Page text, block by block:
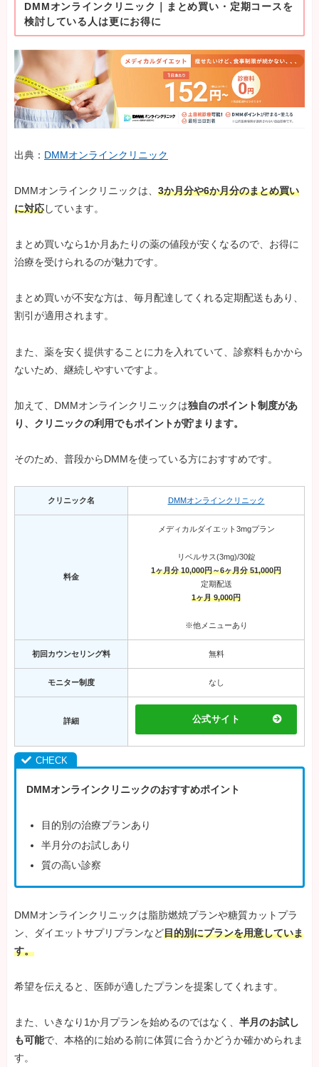
DMMオンラインクリニック｜まとめ買い・定期コースを
検討している人は更にお得に
出典： DMMオンラインクリニック
DMMオンラインクリニックは、 3か月分や6か月分のまとめ買い
に対応しています。
まとめ買いなら1か月あたりの薬の値段が安くなるので、お得に
治療を受けられるのが魅力です。
まとめ買いが不安な方は、毎月配達してくれる定期配送もあり、
割引が適用されます。
また、薬を安く提供することに力を入れていて、診察料もかから
ないため、継続しやすいですよ。
加えて、DMMオンラインクリニックは独自のポイント制度があ
り、クリニックの利用でもポイントが貯まります。
そのため、普段からDMMを使っている方におすすめです。
クリニック名 DMMオンラインクリニック
料金
メディカルダイエット3mgプラン
リベルサス(3mg)/30錠
1ヶ月分 10,000円～6ヶ月分 51,000円
定期配送
1ヶ月 9,000円
※他メニューあり
初回カウンセリング料 無料
モニター制度 なし
詳細 公式サイト
DMMオンラインクリニックのおすすめポイント
目的別の治療プランあり
半月分のお試しあり
質の高い診察
DMMオンラインクリニックは脂肪燃焼プランや糖質カットプラ
ン、ダイエットサプリプランなど目的別にプランを用意していま
す。
希望を伝えると、医師が適したプランを提案してくれます。
また、いきなり1か月プランを始めるのではなく、 半月のお試し
も可能で、本格的に始める前に体質に合うかどうか確かめられま
す。